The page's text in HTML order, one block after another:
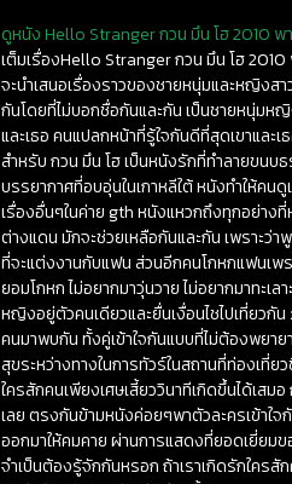
ดูหนัง Hello Stranger กวน มึน โฮ 2010 พ
เต็มเรื่องHello Stranger กวน มึน โฮ
จะนำเสนอเรื่องราวของชายหนุ่มและหญิงส
กันโดยที่ไม่บอกชื่อกันและกัน เป็นชายหนุ่มหญิ
และเธอ คนแปลกหน้าที่รู้ใจกันดีที่สุดเขาและ
สำหรับ กวน มึน โฮ เป็นหนังรักที่ทำลายขนบ
บรรยากาศที่อบอุ่นในเกาหลีใต้ หนังทำให้คน
เรื่องอื่นๆในค่าย gth หนังแหวกถึงทุกอย่าง
ต่างแดน มักจะช่วยเหลือกันและกัน เพราะว่
ที่จะแต่งงานกับแฟน ส่วนอีกคนโกหกแฟนเพ
ยอมโกหก ไม่อยากมาวุ่นวาย ไม่อยากมาทะเ
หญิงอยู่ตัวคนเดียวและยื่นเงื่อนไชไปเที่ยวกั
คนมาพบกัน ทั้งคู่เข้าใจกันแบบที่ไม่ต้องพยาย
สุขระหว่างทางในการทัวร์ในสถานที่ท่องเที่ย
ใครสักคนเพียงเศษเสี้ยววินาทีเกิดขึ้นได้เส
เลย ตรงกันข้ามหนังค่อยๆพาตัวละครเข้าใจ
ออกมาให้คมคาย ผ่านการแสดงที่ยอดเยี่ยม
จำเป็นต้องรู้จักกันหรอก ถ้าเราเกิดรักใครสั